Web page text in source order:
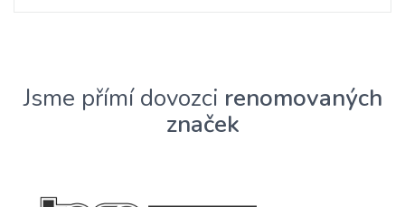
Jsme přímí dovozci renomovaných
značek